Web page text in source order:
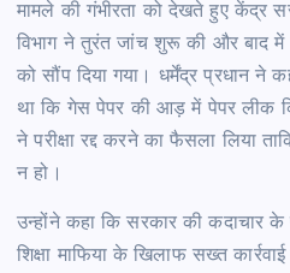
मामले की गंभीरता को देखते हुए केंद्र
विभाग ने तुरंत जांच शुरू की और बाद में
को सौंप दिया गया। धर्मेंद्र प्रधान ने
था कि गेस पेपर की आड़ में पेपर लीक
ने परीक्षा रद्द करने का फैसला लिया
न हो।
उन्होंने कहा कि सरकार की कदाचार के
शिक्षा माफिया के खिलाफ सख्त